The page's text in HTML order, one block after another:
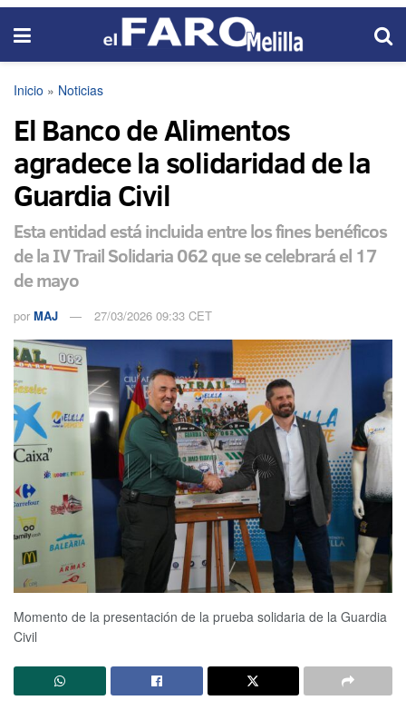
Inicio » Noticias
El Banco de Alimentos
agradece la solidaridad de la
Guardia Civil
Esta entidad está incluida entre los fines benéficos
de la IV Trail Solidaria 062 que se celebrará el 17
de mayo
por MAJ 27/03/2026 09:33 CET
Momento de la presentación de la prueba solidaria de la Guardia
Civil